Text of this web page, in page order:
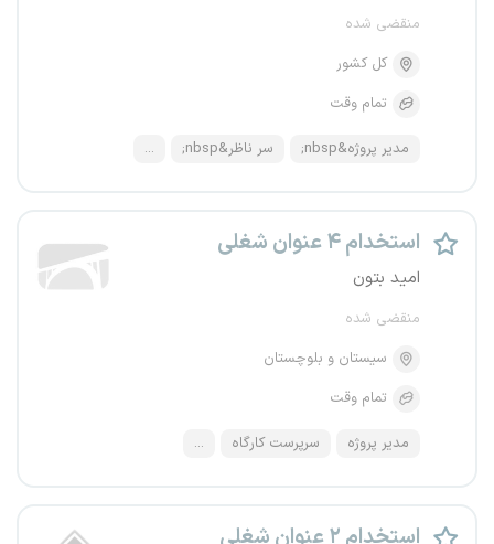
منقضی شده
کل کشور
تمام وقت
مدیر پروژه&nbsp; سر ناظر&nbsp; ...
استخدام ۴ عنوان شغلی
امید بتون
منقضی شده
سیستان و بلوچستان
تمام وقت
مدیر پروژه سرپرست کارگاه ...